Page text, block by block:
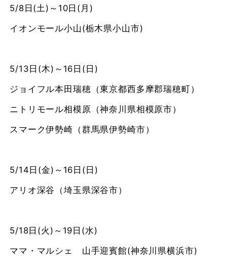
5/8日(土)～10日(月)
イオンモール小山(栃木県小山市)
5/13日(木)～16日(日)
ジョイフル本田瑞穂（東京都西多摩郡瑞穂町）
ニトリモール相模原（神奈川県相模原市）
スマーク伊勢崎（群馬県伊勢崎市）
5/14日(金)～16日(日)
アリオ深谷（埼玉県深谷市）
5/18日(火)～19日(水)
ママ・マルシェ 山手迎賓館(神奈川県横浜市)